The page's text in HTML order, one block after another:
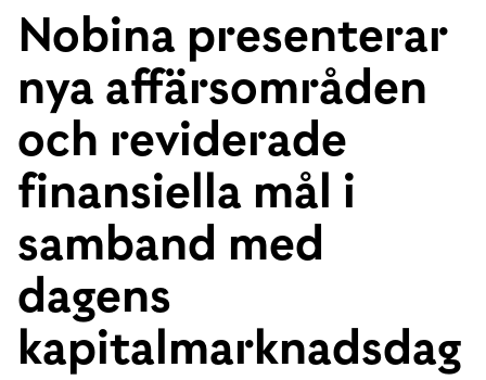
Nobina presenterar
nya affärsområden
och reviderade
finansiella mål i
samband med
dagens
kapitalmarknadsdag